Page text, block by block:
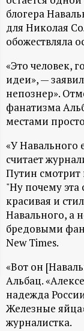
Н
-
и
н
ф
о
р
м
а
ц
и
блогера
для Николая
обожествляла
«Это человек,
идеи», —
непознер».
фанатизма
местами
«У Навального
считает
Путин
"Ну почему эта
красивая и
Навального, а
бредовыми
New Times.
«Вот он
Альбац.
надежда
Железные
журналистка.